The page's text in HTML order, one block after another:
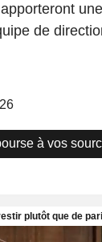
de
à vos